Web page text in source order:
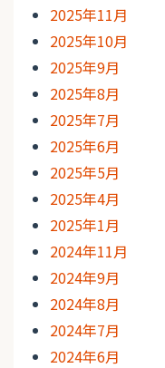
2025年11月
2025年10月
2025年9月
2025年8月
2025年7月
2025年6月
2025年5月
2025年4月
2025年1月
2024年11月
2024年9月
2024年8月
2024年7月
2024年6月